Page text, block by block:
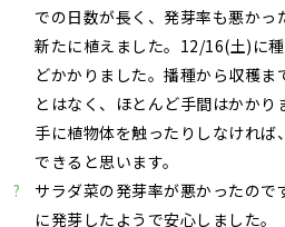
での日数が長く、発芽率も悪かっ
新たに植えました。12/16(土)に
どかかりました。播種から収穫
とはなく、ほとんど手間はかかり
手に植物体を触ったりしなけれ
できると思います。
?
サラダ菜の発芽率が悪かったの
に発芽したようで安心しました。